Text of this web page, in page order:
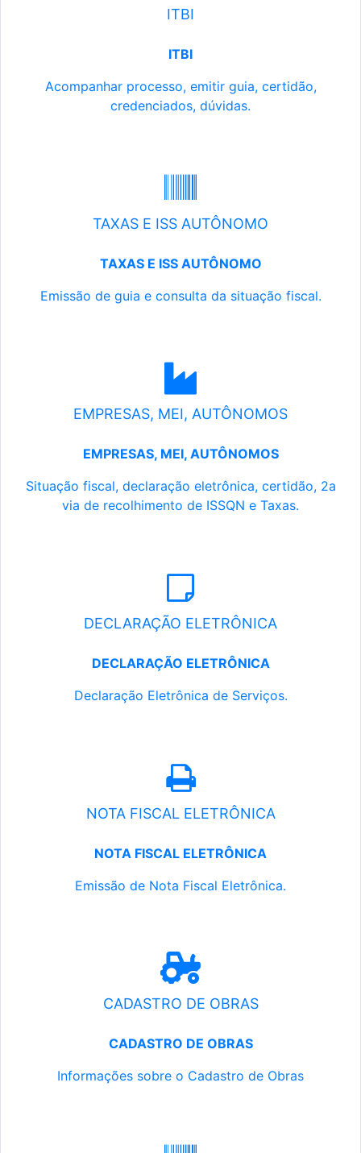
ITBI
ITBI
Acompanhar processo, emitir guia, certidão,
credenciados, dúvidas.
TAXAS E ISS AUTÔNOMO
TAXAS E ISS AUTÔNOMO
Emissão de guia e consulta da situação fiscal.
EMPRESAS, MEI, AUTÔNOMOS
EMPRESAS, MEI, AUTÔNOMOS
Situação fiscal, declaração eletrônica, certidão, 2a
via de recolhimento de ISSQN e Taxas.
DECLARAÇÃO ELETRÔNICA
DECLARAÇÃO ELETRÔNICA
Declaração Eletrônica de Serviços.
NOTA FISCAL ELETRÔNICA
NOTA FISCAL ELETRÔNICA
Emissão de Nota Fiscal Eletrônica.
CADASTRO DE OBRAS
CADASTRO DE OBRAS
Informações sobre o Cadastro de Obras